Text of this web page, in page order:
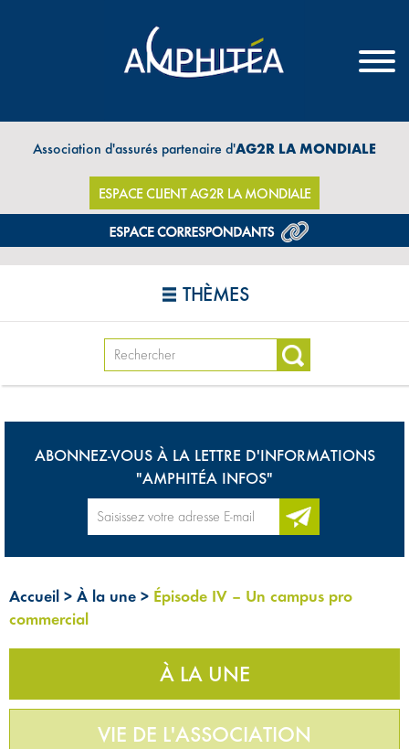
Association d'assurés partenaire d'AG2R LA MONDIALE
ESPACE CLIENT AG2R LA MONDIALE
THÈMES
ABONNEZ-VOUS À LA LETTRE D'INFORMATIONS
"AMPHITÉA INFOS"
Accueil > À la une > Épisode IV – Un campus pro
commercial
À LA UNE
VIE DE L'ASSOCIATION